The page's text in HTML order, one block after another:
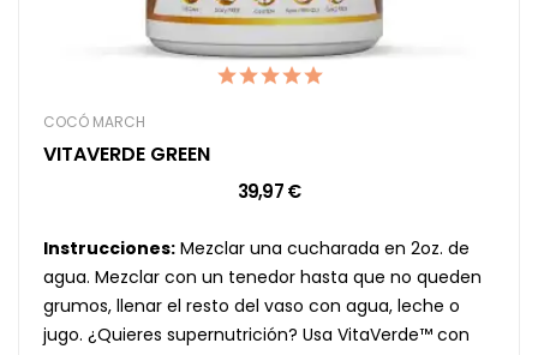
COCÓ MARCH
VITAVERDE GREEN
39,97 €
Instrucciones: Mezclar una cucharada en 2oz. de
agua. Mezclar con un tenedor hasta que no queden
grumos, llenar el resto del vaso con agua, leche o
jugo. ¿Quieres supernutrición? Usa VitaVerde™ con